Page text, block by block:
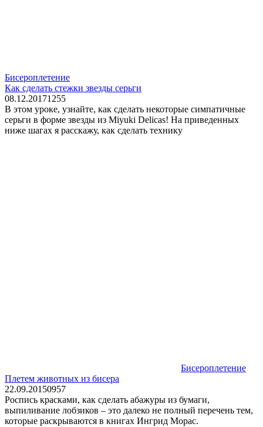
Бисероплетение
Как сделать стежки звезды серьги
08.12.20171 255
В этом уроке, узнайте, как сделать некоторые симпатичные
серьги в форме звезды из Miyuki Delicas! На приведенных
ниже шагах я расскажу, как сделать технику
Бисероплетение
Плетем животных из бисера
22.09.20150957
Роспись красками, как сделать абажуры из бумаги,
выпиливание лобзиков – это далеко не полный перечень тем,
которые раскрываются в книгах Ингрид Морас.